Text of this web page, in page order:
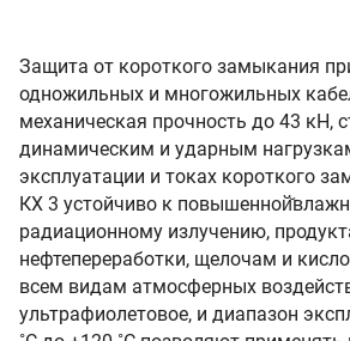
Защита от короткого замыкания
одножильных и многожильных
механическая прочность до 43 кН,
динамическим и ударным
эксплуатации и токах короткого
КХ 3 устойчиво к
радиационному излучению,
нефтепереработки, щелочам и
всем видам атмосферных
ультрафиолетовое, и диапазон